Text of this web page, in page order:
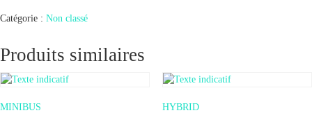
Catégorie : Non classé
Produits similaires
MINIBUS HYBRID